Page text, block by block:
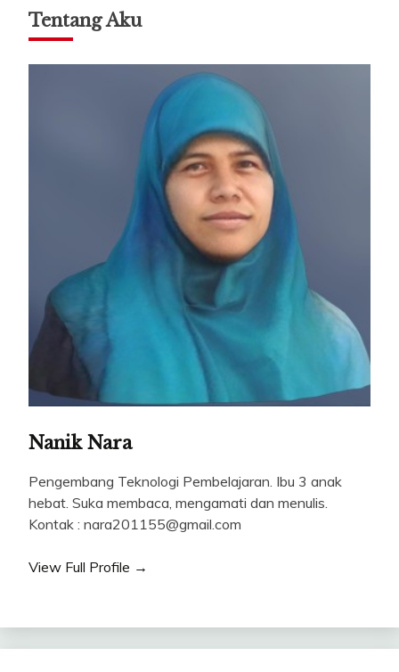
Tentang Aku
Nanik Nara
Pengembang Teknologi Pembelajaran. Ibu 3 anak
hebat. Suka membaca, mengamati dan menulis.
Kontak : nara201155@gmail.com
View Full Profile →